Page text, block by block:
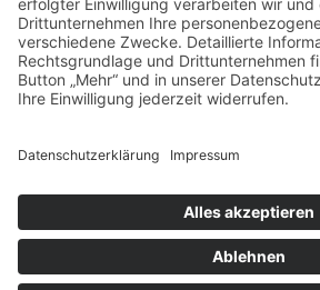
© 2026 Petra Perlenfein
eingetragene